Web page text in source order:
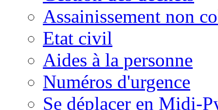
Assainissement non
Etat civil
Aides à la personne
Numéros d'urgence
Se déplacer en Midi-